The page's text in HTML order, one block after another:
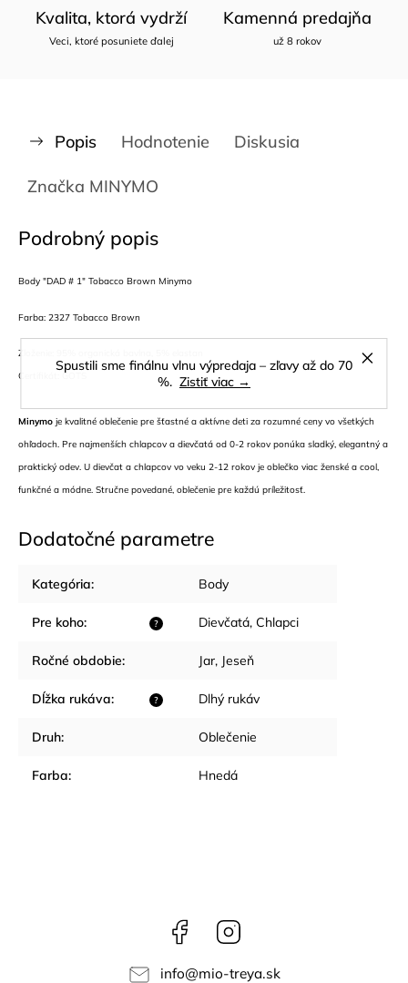
Spustili sme finálnu vlnu výpredaja – zľavy až do 70
%. Zistiť viac →
Kvalita, ktorá vydrží
Veci, ktoré posuniete ďalej
Kamenná predajňa
už 8 rokov
Popis Hodnotenie Diskusia
Značka MINYMO
Podrobný popis
Body "DAD # 1" Tobacco Brown Minymo
Farba: 2327 Tobacco Brown
Zloženie: 95% organická bavlna, 5% elastan
Certifikát: GOTS
Minymo je kvalitné oblečenie pre šťastné a aktívne deti za rozumné ceny vo všetkých
ohľadoch. Pre najmenších chlapcov a dievčatá od 0-2 rokov ponúka sladký, elegantný a
praktický odev. U dievčat a chlapcov vo veku 2-12 rokov je oblečko viac ženské a cool,
funkčné a módne. Stručne povedané, oblečenie pre každú príležitosť.
Dodatočné parametre
Kategória: Body
?
Pre koho: Dievčatá, Chlapci
Ročné obdobie: Jar, Jeseň
?
Dĺžka rukáva: Dlhý rukáv
Druh: Oblečenie
Farba: Hnedá
Facebook
info@mio-treya.sk